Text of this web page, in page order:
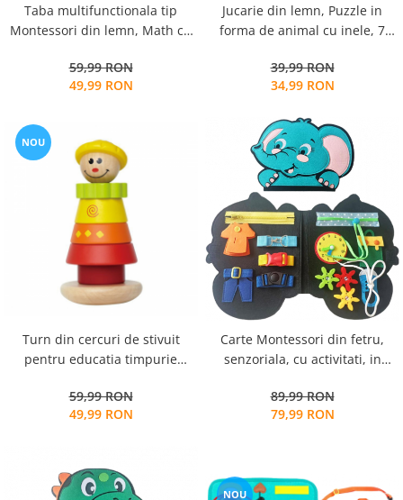
Taba multifunctionala tip
Montessori din lemn, Math cu
matematice
59,99 RON
49,99 RON
Jucarie din lemn, Puzzle in
forma de animal cu inele, 7
39,99 RON
34,99 RON
NOU
Turn din cercuri de stivuit
pentru educatia timpurie
3 ani
59,99 RON
49,99 RON
Carte Montessori din fetru,
senzoriala, cu activitati, in
89,99 RON
79,99 RON
NOU